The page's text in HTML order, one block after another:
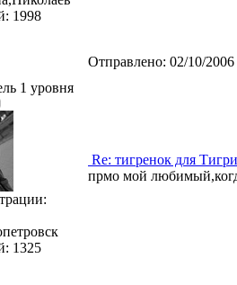
1998
Отправлено: 02/10/
1 уровня
1325
Re: тигренок для
прмо мой